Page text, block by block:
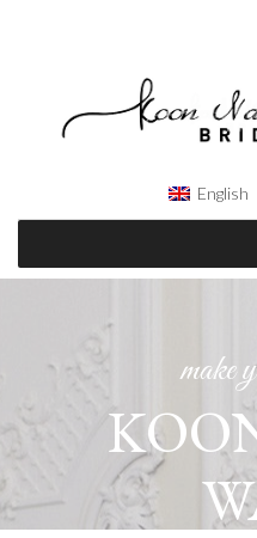
English
make